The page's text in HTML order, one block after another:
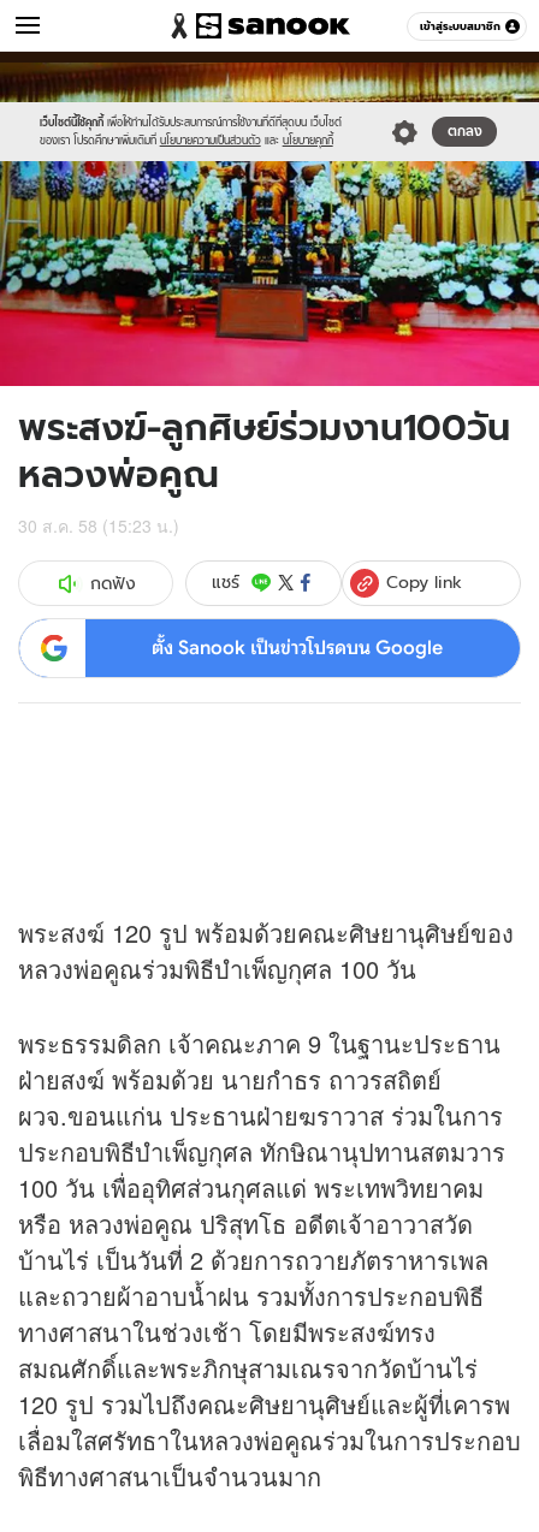
เข้าสู่ระบบสมาชิก
ข่าว หมวดอื่นๆ
เว็บไซต์นี้ใช้คุกกี้ เพื่อให้ท่านได้รับประสบการณ์การใช้งานที่ดีที่สุดบน เว็บไซต์
ของเรา โปรดศึกษาเพิ่มเติมที่ นโยบายความเป็นส่วนตัว และ นโยบายคุกกี้
ตกลง
Sanook
//s.isanook.com/sr/0/images/logo-
new-
sanook.png
600
60
//s.isanook.com/ns/0/ud/371/1856790/642521-
01.jpg
พระสงฆ์-ลูกศิษย์ร่วมงาน100วัน
หลวงพ่อคูณ
30 ส.ค. 58 (15:23 น.)
กดฟัง แชร์ Copy link
ตั้ง Sanook เป็นข่าวโปรดบน Google
พระสงฆ์ 120 รูป พร้อมด้วยคณะศิษยานุศิษย์ของ
หลวงพ่อคูณร่วมพิธีบำเพ็ญกุศล 100 วัน
พระธรรมดิลก เจ้าคณะภาค 9 ในฐานะประธาน
ฝ่ายสงฆ์ พร้อมด้วย นายกำธร ถาวรสถิตย์
ผวจ.ขอนแก่น ประธานฝ่ายฆราวาส ร่วมในการ
ประกอบพิธีบำเพ็ญกุศล ทักษิณานุปทานสตมวาร
100 วัน เพื่ออุทิศส่วนกุศลแด่ พระเทพวิทยาคม
หรือ หลวงพ่อคูณ ปริสุทโธ อดีตเจ้าอาวาสวัด
บ้านไร่ เป็นวันที่ 2 ด้วยการถวายภัตราหารเพล
และถวายผ้าอาบน้ำฝน รวมทั้งการประกอบพิธี
ทางศาสนาในช่วงเช้า โดยมีพระสงฆ์ทรง
สมณศักดิ์และพระภิกษุสามเณรจากวัดบ้านไร่
120 รูป รวมไปถึงคณะศิษยานุศิษย์และผู้ที่เคารพ
เลื่อมใสศรัทธาในหลวงพ่อคูณร่วมในการประกอบ
พิธีทางศาสนาเป็นจำนวนมาก